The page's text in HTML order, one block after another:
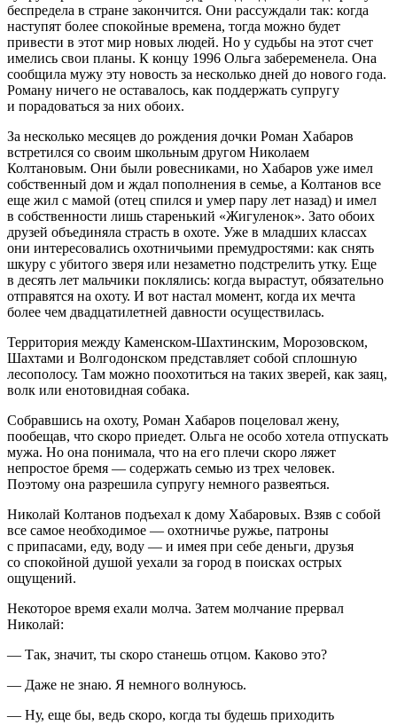
беспредела в стране закончится. Они рассуждали так: когда
наступят более спокойные времена, тогда можно будет
привести в этот мир новых людей. Но у судьбы на этот счет
имелись свои планы. К концу 1996 Ольга забеременела. Она
сообщила мужу эту новость за несколько дней до нового года.
Роману ничего не оставалось, как поддержать супругу
и порадоваться за них обоих.
За несколько месяцев до рождения дочки Роман Хабаров
встретился со своим школьным другом Николаем
Колтановым. Они были ровесниками, но Хабаров уже имел
собственный дом и ждал пополнения в семье, а Колтанов все
еще жил с мамой (отец спился и умер пару лет назад) и имел
в собственности лишь старенький «Жигуленок». Зато обоих
друзей объединяла страсть в охоте. Уже в младших классах
они интересовались охотничьими премудростями: как снять
шкуру с убитого зверя или незаметно подстрелить утку. Еще
в десять лет мальчики поклялись: когда вырастут, обязательно
отправятся на охоту. И вот настал момент, когда их мечта
более чем двадцатилетней давности осуществилась.
Территория между Каменском-Шахтинским, Морозовском,
Шахтами и Волгодонском представляет собой сплошную
лесополосу. Там можно поохотиться на таких зверей, как заяц,
волк или енотовидная собака.
Собравшись на охоту, Роман Хабаров поцеловал жену,
пообещав, что скоро приедет. Ольга не особо хотела отпускать
мужа. Но она понимала, что на его плечи скоро ляжет
непростое бремя — содержать семью из трех человек.
Поэтому она разрешила супругу немного развеяться.
Николай Колтанов подъехал к дому Хабаровых. Взяв с собой
все самое необходимое — охотничье ружье, патроны
с припасами, еду, воду — и имея при себе деньги, друзья
со спокойной душой уехали за город в поисках острых
ощущений.
Некоторое время ехали молча. Затем молчание прервал
Николай:
— Так, значит, ты скоро станешь отцом. Каково это?
— Даже не знаю. Я немного волнуюсь.
— Ну, еще бы, ведь скоро, когда ты будешь приходить